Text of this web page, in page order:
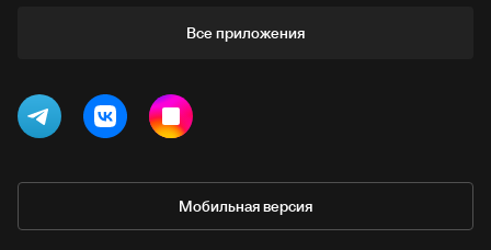
Все приложения
Мобильная версия